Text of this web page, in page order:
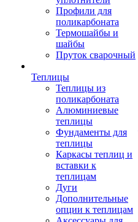
Профили для
поликарбоната
Термошайбы и
шайбы
Пруток сварочный
Теплицы
Теплицы из
поликарбоната
Алюминиевые
теплицы
Фундаменты для
теплицы
Каркасы теплиц и
вставки к
теплицам
Дуги
Дополнительные
опции к теплицам